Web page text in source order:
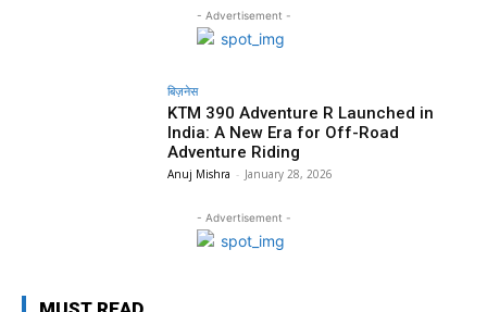
- Advertisement -
बिज़नेस
KTM 390 Adventure R Launched in
India: A New Era for Off-Road
Adventure Riding
Anuj Mishra - January 28, 2026
- Advertisement -